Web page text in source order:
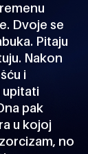
Dvoje se
Pitaju
Nakon
i
upitati
pak
u kojoj
no